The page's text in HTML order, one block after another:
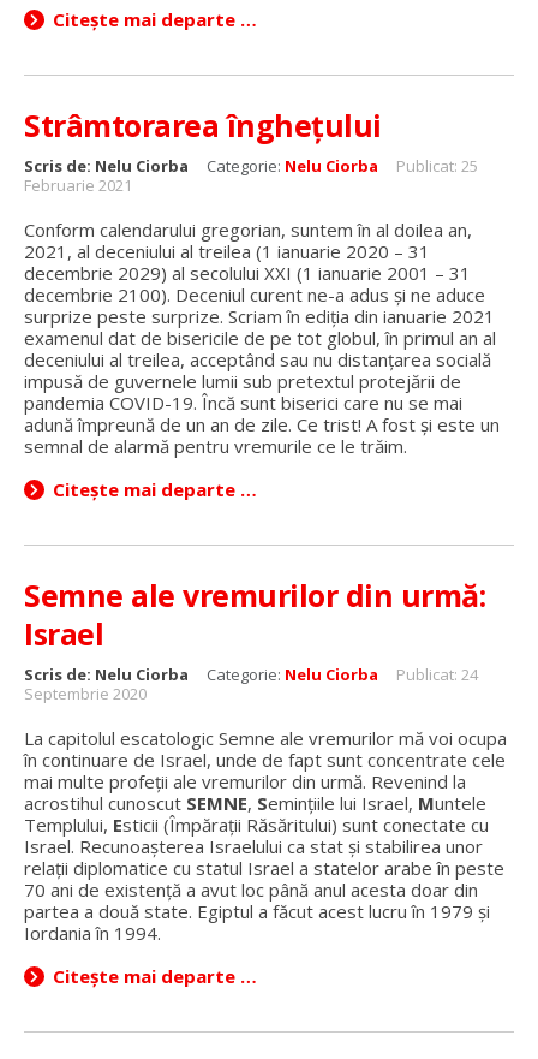
Citește mai departe …
Strâmtorarea înghețului
Scris de: Nelu Ciorba Categorie: Nelu Ciorba
Publicat: 25
Februarie 2021
Conform calendarului gregorian, suntem în al doilea an,
2021, al deceniului al treilea (1 ianuarie 2020 – 31
decembrie 2029) al secolului XXI (1 ianuarie 2001 – 31
decembrie 2100). Deceniul curent ne-a adus și ne aduce
surprize peste surprize. Scriam în ediția din ianuarie 2021
examenul dat de bisericile de pe tot globul, în primul an al
deceniului al treilea, acceptând sau nu distanțarea socială
impusă de guvernele lumii sub pretextul protejării de
pandemia COVID-19. Încă sunt biserici care nu se mai
adună împreună de un an de zile. Ce trist! A fost și este un
semnal de alarmă pentru vremurile ce le trăim.
Citește mai departe …
Semne ale vremurilor din urmă:
Israel
Scris de: Nelu Ciorba Categorie: Nelu Ciorba
Publicat: 24
Septembrie 2020
La capitolul escatologic Semne ale vremurilor mă voi ocupa
în continuare de Israel, unde de fapt sunt concentrate cele
mai multe profeții ale vremurilor din urmă. Revenind la
acrostihul cunoscut SEMNE, Semințiile lui Israel, Muntele
Templului, Esticii (Împărații Răsăritului) sunt conectate cu
Israel. Recunoașterea Israelului ca stat și stabilirea unor
relații diplomatice cu statul Israel a statelor arabe în peste
70 ani de existență a avut loc până anul acesta doar din
partea a două state. Egiptul a făcut acest lucru în 1979 și
Iordania în 1994.
Citește mai departe …